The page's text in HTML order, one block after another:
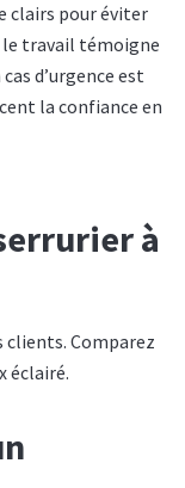
clairs pour éviter
le travail témoigne
d’urgence est
la confiance en
à
clients. Comparez
éclairé.